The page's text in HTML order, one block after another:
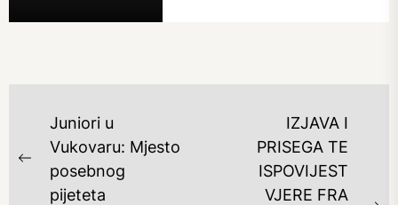
NAVIGACIJA
OBJAVA
Previous
post:
Juniori u
Vukovaru: Mjesto
posebnog
pijeteta
IZJAVA I
PRISEGA TE
ISPOVIJEST
VJERE FRA